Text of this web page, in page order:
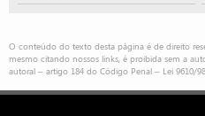
O conteúdo do texto desta página é de direito
mesmo citando nossos links, é proibida sem a
autoral – artigo 184 do Código Penal – Lei 9610/